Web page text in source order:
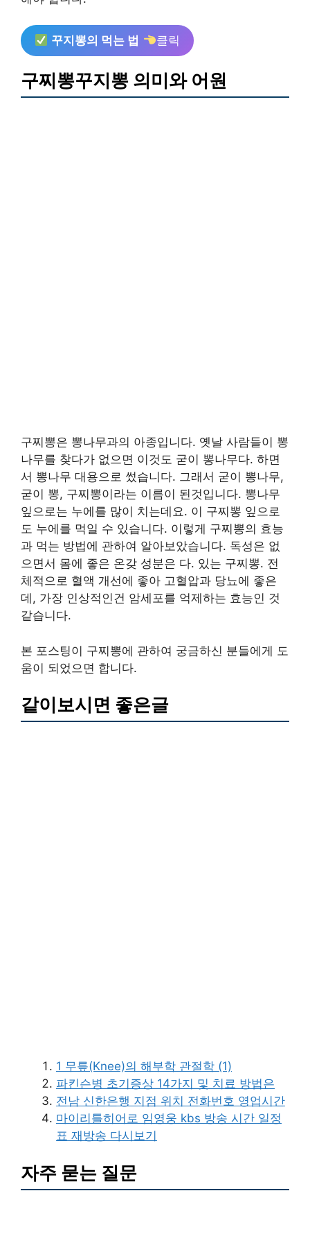
꾸지뽕의 먹는 법 클릭
구찌뽕꾸지뽕 의미와 어원
구찌뽕은 뽕나무과의 아종입니다. 옛날 사람들이 뽕
나무를 찾다가 없으면 이것도 굳이 뽕나무다. 하면
서 뽕나무 대용으로 썼습니다. 그래서 굳이 뽕나무,
굳이 뽕, 구찌뽕이라는 이름이 된것입니다. 뽕나무
잎으로는 누에를 많이 치는데요. 이 구찌뽕 잎으로
도 누에를 먹일 수 있습니다. 이렇게 구찌뽕의 효능
과 먹는 방법에 관하여 알아보았습니다. 독성은 없
으면서 몸에 좋은 온갖 성분은 다. 있는 구찌뽕. 전
체적으로 혈액 개선에 좋아 고혈압과 당뇨에 좋은
데, 가장 인상적인건 암세포를 억제하는 효능인 것
같습니다.
본 포스팅이 구찌뽕에 관하여 궁금하신 분들에게 도
움이 되었으면 합니다.
같이보시면 좋은글
1 무릎(Knee)의 해부학 관절학 (1)
파킨슨병 초기증상 14가지 및 치료 방법은
전남 신한은행 지점 위치 전화번호 영업시간
마이리틀히어로 임영웅 kbs 방송 시간 일정
표 재방송 다시보기
자주 묻는 질문